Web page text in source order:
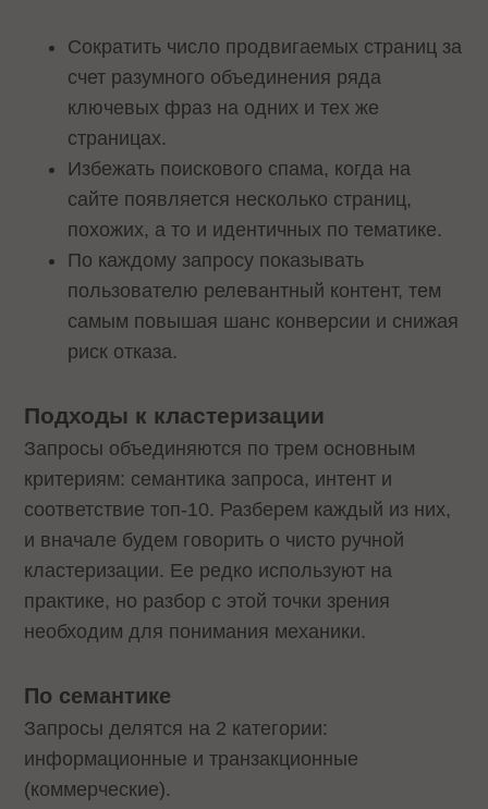
Сократить число продвигаемых страниц за
счет разумного объединения ряда
ключевых фраз на одних и тех же
страницах.
Избежать поискового спама, когда на
сайте появляется несколько страниц,
похожих, а то и идентичных по тематике.
По каждому запросу показывать
пользователю релевантный контент, тем
самым повышая шанс конверсии и снижая
риск отказа.
Подходы к кластеризации
Запросы объединяются по трем основным
критериям: семантика запроса, интент и
соответствие топ-10. Разберем каждый из них,
и вначале будем говорить о чисто ручной
кластеризации. Ее редко используют на
практике, но разбор с этой точки зрения
необходим для понимания механики.
По семантике
Запросы делятся на 2 категории:
информационные и транзакционные
(коммерческие).